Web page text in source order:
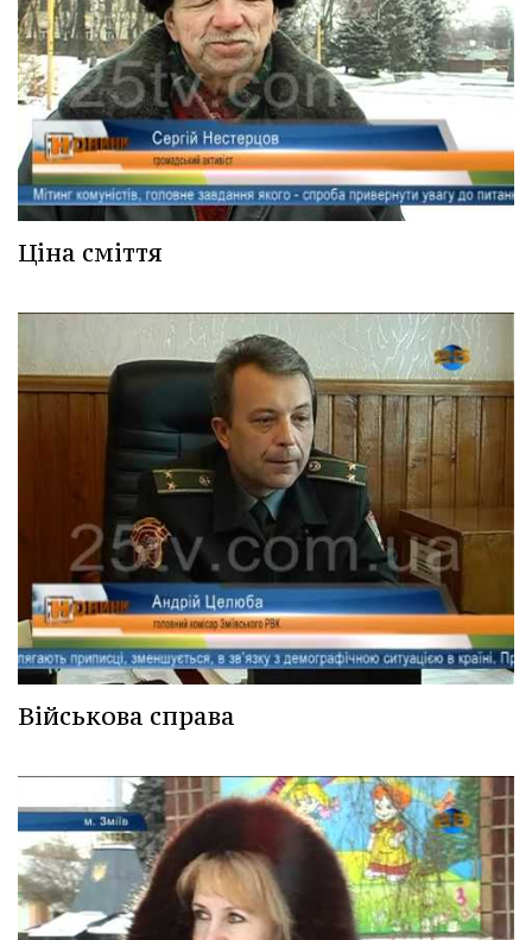
Ціна сміття
Військова справа